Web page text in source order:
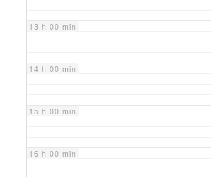
13 h 00 min
14 h 00 min
15 h 00 min
16 h 00 min